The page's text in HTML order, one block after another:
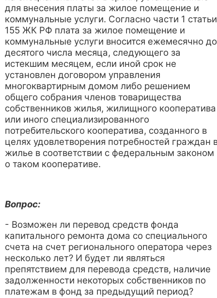
для внесения платы за жилое помещение и
коммунальные услуги. Согласно части 1 статьи
155 ЖК РФ плата за жилое помещение и
коммунальные услуги вносится ежемесячно до
десятого числа месяца, следующего за
истекшим месяцем, если иной срок не
установлен договором управления
многоквартирным домом либо решением
общего собрания членов товарищества
собственников жилья, жилищного кооператива
или иного специализированного
потребительского кооператива, созданного в
целях удовлетворения потребностей граждан
жилье в соответствии с федеральным законом
о таком кооперативе.
Вопрос:
- Возможен ли перевод средств фонда
капитального ремонта дома со специального
счета на счет регионального оператора через
несколько лет? И будет ли являться
препятствием для перевода средств, наличие
задолженности некоторых собственников по
платежам в фонд за предыдущий период?